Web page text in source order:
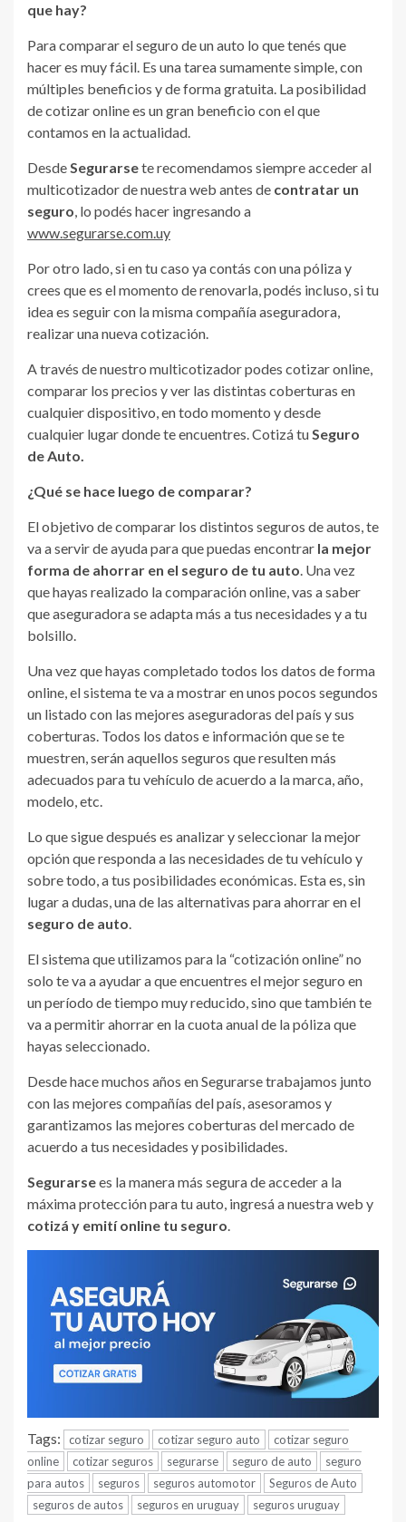
que hay?
Para comparar el seguro de un auto lo que tenés que
hacer es muy fácil. Es una tarea sumamente simple, con
múltiples beneficios y de forma gratuita. La posibilidad
de cotizar online es un gran beneficio con el que
contamos en la actualidad.
DesdeSegurarsete recomendamos siempre acceder al
multicotizador de nuestra web antes de contratar un
seguro, lo podés hacer ingresando a
www.segurarse.com.uy
Por otro lado, si en tu caso ya contás con una póliza y
crees que es el momento de renovarla, podés incluso, si tu
idea es seguir con la misma compañía aseguradora,
realizar una nueva cotización.
A través de nuestro multicotizador podes cotizar online,
comparar los precios y ver las distintas coberturas en
cualquier dispositivo, en todo momento y desde
cualquier lugar donde te encuentres. Cotizá tuSeguro
de Auto.
¿Qué se hace luego de comparar?
El objetivo de comparar los distintos seguros de autos, te
va a servir de ayuda para que puedas encontrar la mejor
forma de ahorrar en el seguro de tu auto. Una vez
que hayas realizado la comparación online, vas a saber
que aseguradora se adapta más a tus necesidades y a tu
bolsillo.
Una vez que hayas completado todos los datos de forma
online, el sistema te va a mostrar en unos pocos segundos
un listado con las mejores aseguradoras del país y sus
coberturas. Todos los datos e información que se te
muestren, serán aquellos seguros que resulten más
adecuados para tu vehículo de acuerdo a la marca, año,
modelo, etc.
Lo que sigue después es analizar y seleccionar la mejor
opción que responda a las necesidades de tu vehículo y
sobre todo, a tus posibilidades económicas. Esta es, sin
lugar a dudas, una de las alternativas para ahorrar en el
seguro de auto.
El sistema que utilizamos para la “cotización online” no
solo te va a ayudar a que encuentres el mejor seguro en
un período de tiempo muy reducido, sino que también te
va a permitir ahorrar en la cuota anual de la póliza que
hayas seleccionado.
Desde hace muchos años en Segurarse trabajamos junto
con las mejores compañías del país, asesoramos y
garantizamos las mejores coberturas del mercado de
acuerdo a tus necesidades y posibilidades.
Segurarsees la manera más segura de acceder a la
máxima protección para tu auto, ingresá a nuestra web y
cotizá y emití online tu seguro.
Tags: cotizar seguro cotizar seguro auto
cotizar seguro
online
cotizar seguros segurarse seguro de auto
seguro
para autos
seguros seguros automotor
Seguros de Auto
seguros de autos
seguros en uruguay seguros uruguay